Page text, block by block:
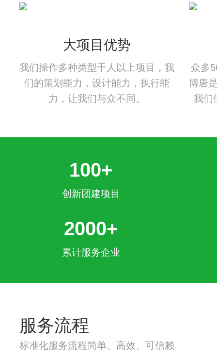
大项目优势
我们操作多种类型千人以上项目，我
们的策划能力，设计能力，执行能
力，让我们与众不同。
众多
博唐
我们
100+
创新团建项目
2000+
累计服务企业
服务流程
标准化服务流程简单、高效、可信赖